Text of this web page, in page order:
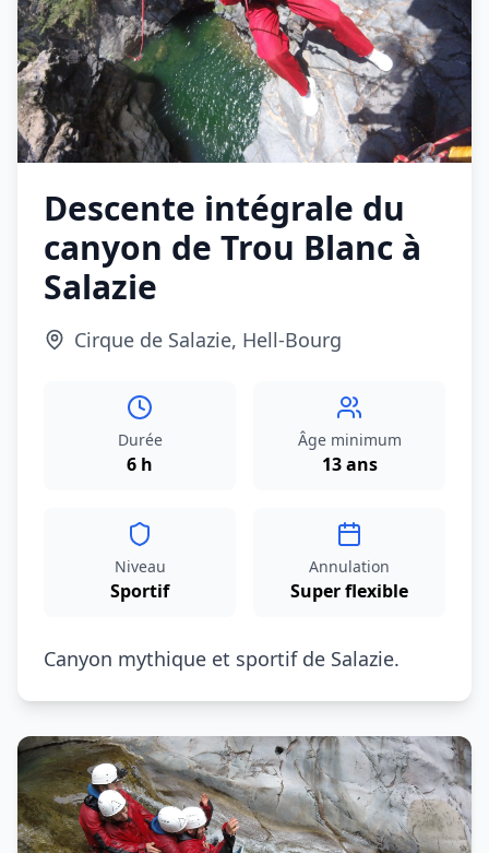
Descente intégrale du
canyon de Trou Blanc à
Salazie
Cirque de Salazie, Hell-Bourg
Durée
6 h
Âge minimum
13 ans
Niveau
Sportif
Annulation
Super flexible
Canyon mythique et sportif de Salazie.